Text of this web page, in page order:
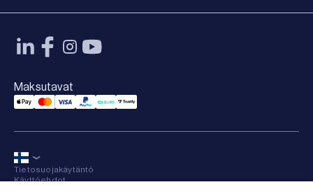
Maksutavat
Applepay Payment
Mastercard Payment
Visa Payment
Paypal Payment
Qliro Payment
Trustly Payment
Tietosuojakäytäntö
Käyttöehdot